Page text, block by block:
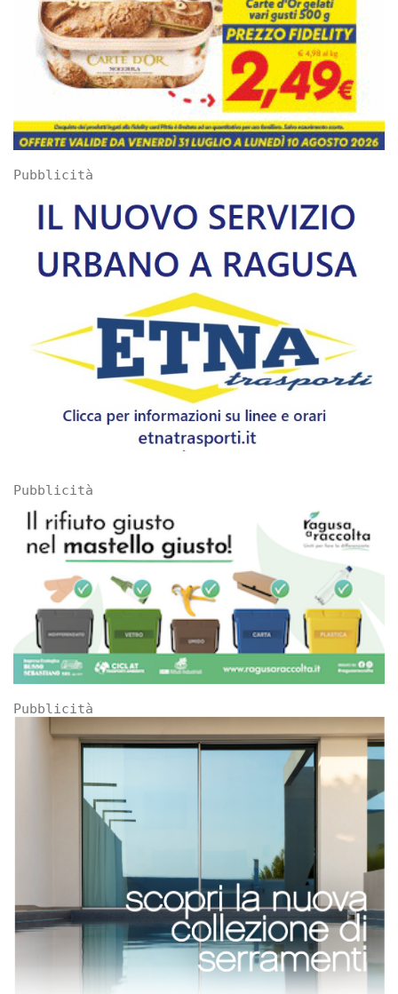
Pubblicità
Pubblicità
Pubblicità